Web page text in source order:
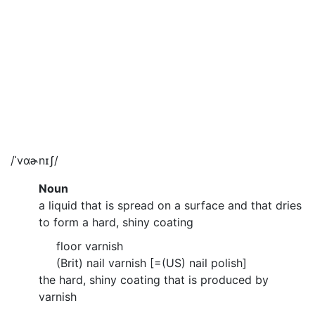
/ˈvɑɚnɪʃ/
Noun
a liquid that is spread on a surface and that dries
to form a hard, shiny coating
floor varnish
(Brit) nail varnish [=(US) nail polish]
the hard, shiny coating that is produced by
varnish